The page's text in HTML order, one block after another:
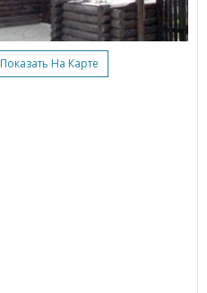
Показать На Карте